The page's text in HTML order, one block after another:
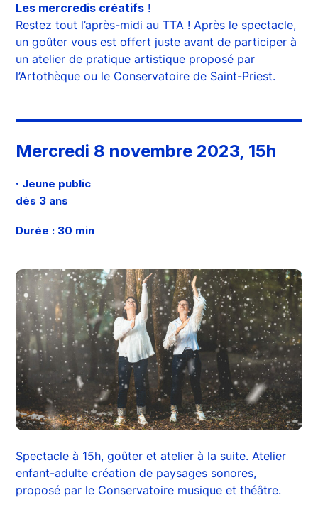
Les mercredis créatifs !
Restez tout l’après-midi au TTA ! Après le spectacle,
un goûter vous est offert juste avant de participer à
un atelier de pratique artistique proposé par
l’Artothèque ou le Conservatoire de Saint-Priest.
Mercredi 8 novembre 2023, 15h
· Jeune public
dès 3 ans
Durée : 30 min
Spectacle à 15h, goûter et atelier à la suite. Atelier
enfant-adulte création de paysages sonores,
proposé par le Conservatoire musique et théâtre.